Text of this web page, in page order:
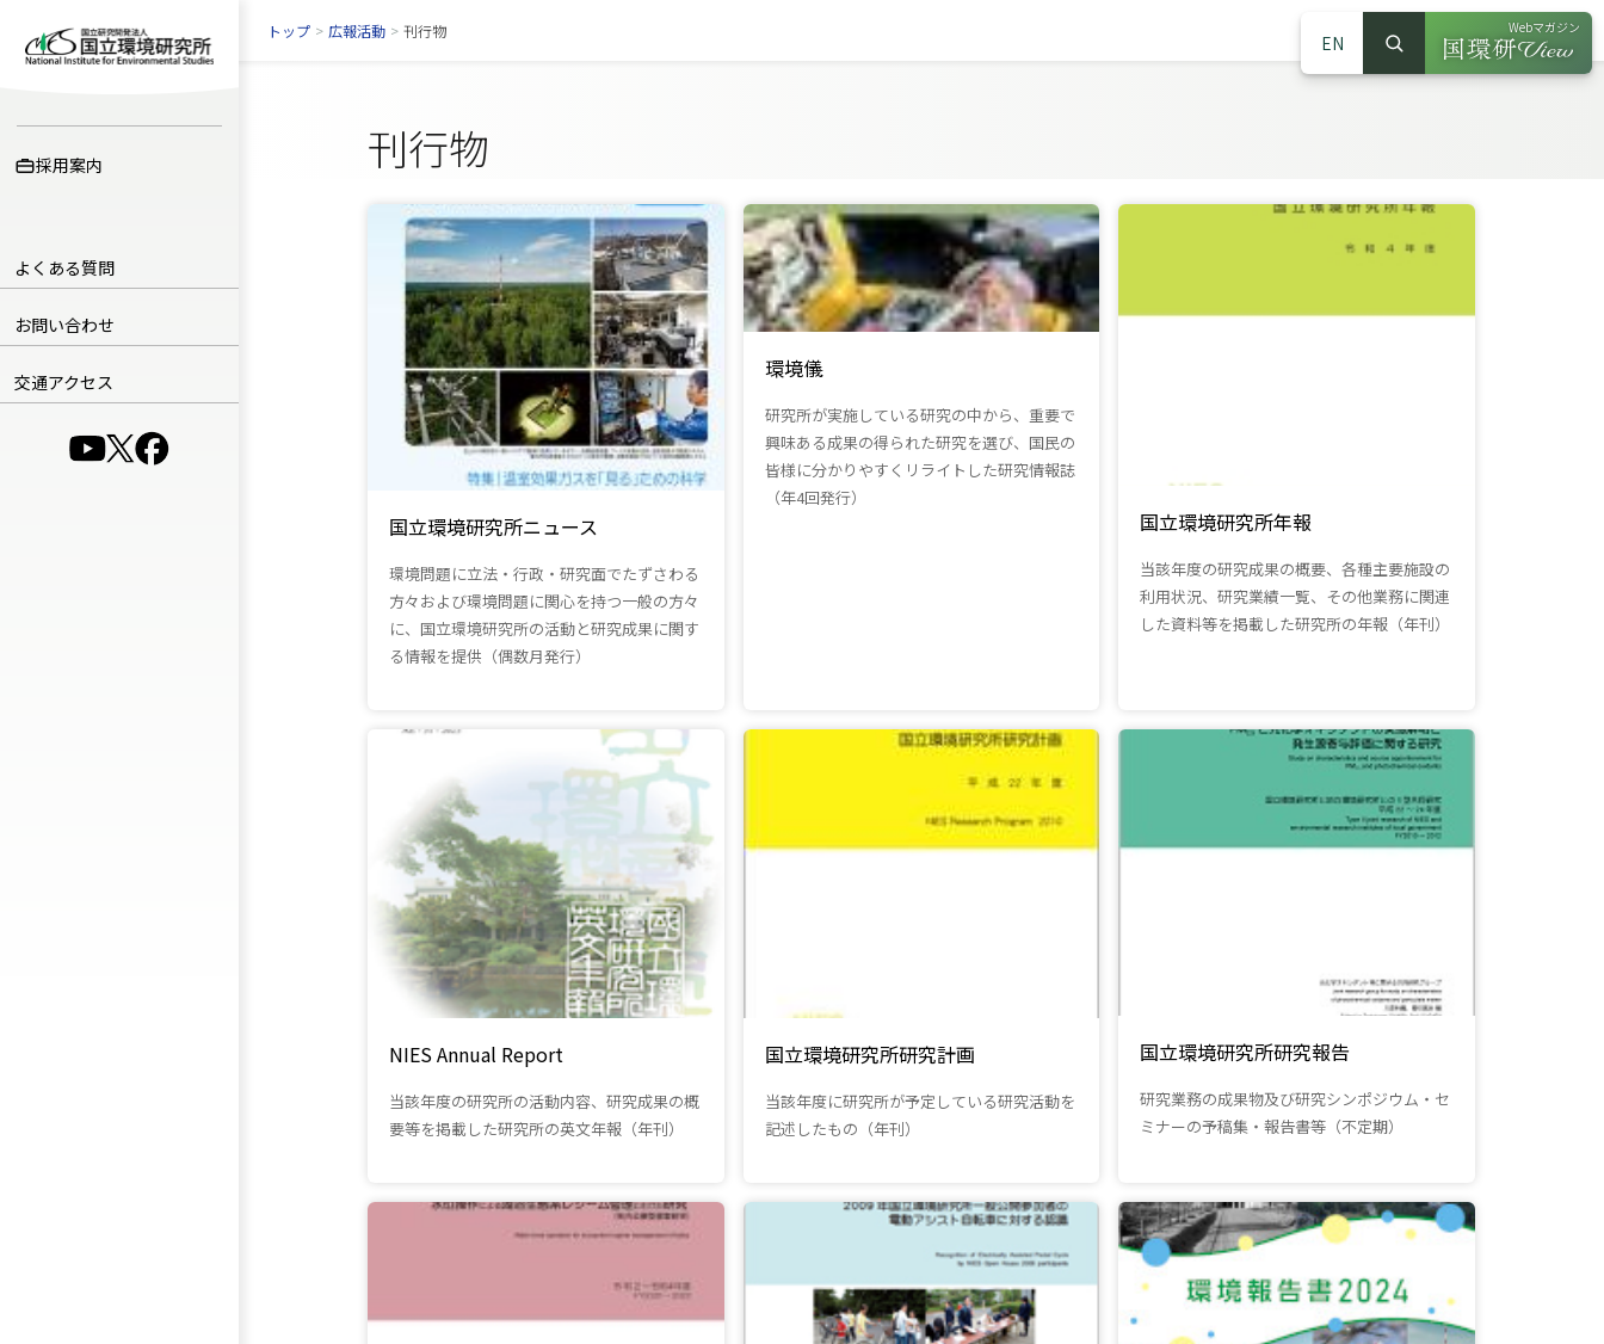
採用案内
よくある質問
お問い合わせ
交通アクセス
（別ウインドウで開きます）
（別ウインドウで開きます）
（別ウインドウで開きます）
EN
サイト内検索
検索
Webマガジン
（別ウインドウ
トップ > 広報活動 > 刊行物
刊行物
国立環境研究所ニュース
環境問題に立法・行政・研究面でたずさわる
方々および環境問題に関心を持つ一般の方々
に、国立環境研究所の活動と研究成果に関す
る情報を提供（偶数月発行）
環境儀
研究所が実施している研究の中から、重要で
興味ある成果の得られた研究を選び、国民の
皆様に分かりやすくリライトした研究情報誌
（年4回発行）
国立環境研究所年報
当該年度の研究成果の概要、各種主要施設の
利用状況、研究業績一覧、その他業務に関連
した資料等を掲載した研究所の年報（年刊）
NIES Annual Report
当該年度の研究所の活動内容、研究成果の概
要等を掲載した研究所の英文年報（年刊）
国立環境研究所研究計画
当該年度に研究所が予定している研究活動を
記述したもの（年刊）
国立環境研究所研究報告
研究業務の成果物及び研究シンポジウム・セ
ミナーの予稿集・報告書等（不定期）